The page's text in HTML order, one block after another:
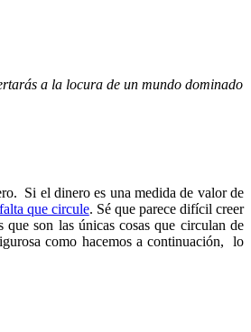
a la locura de un mundo dominado
Si el dinero es una medida de valor de
que circule. Sé que parece difícil creer
son las únicas cosas que circulan de
como hacemos a continuación, lo